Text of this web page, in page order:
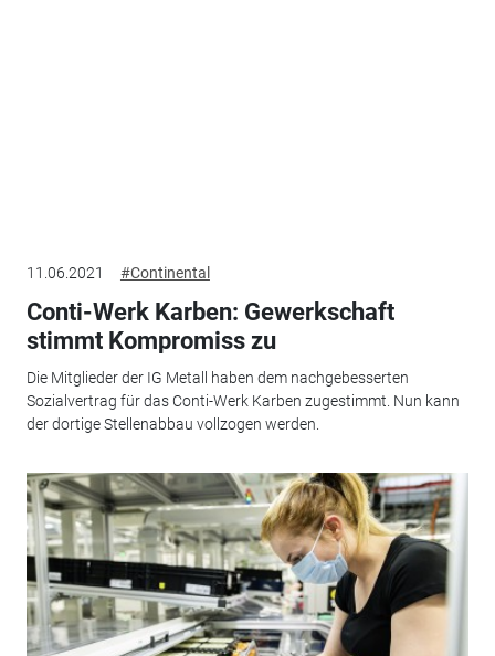
11.06.2021 #Continental
Conti-Werk Karben: Gewerkschaft
stimmt Kompromiss zu
Die Mitglieder der IG Metall haben dem nachgebesserten
Sozialvertrag für das Conti-Werk Karben zugestimmt. Nun kann
der dortige Stellenabbau vollzogen werden.